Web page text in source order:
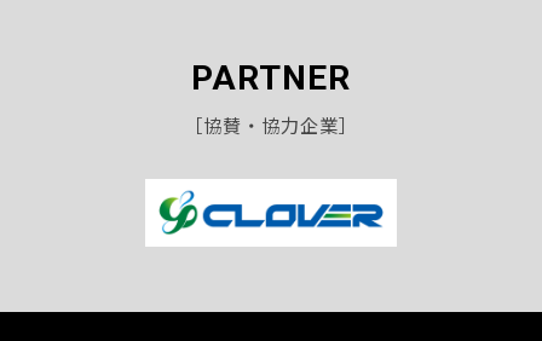
PARTNER
［協賛・協力企業］